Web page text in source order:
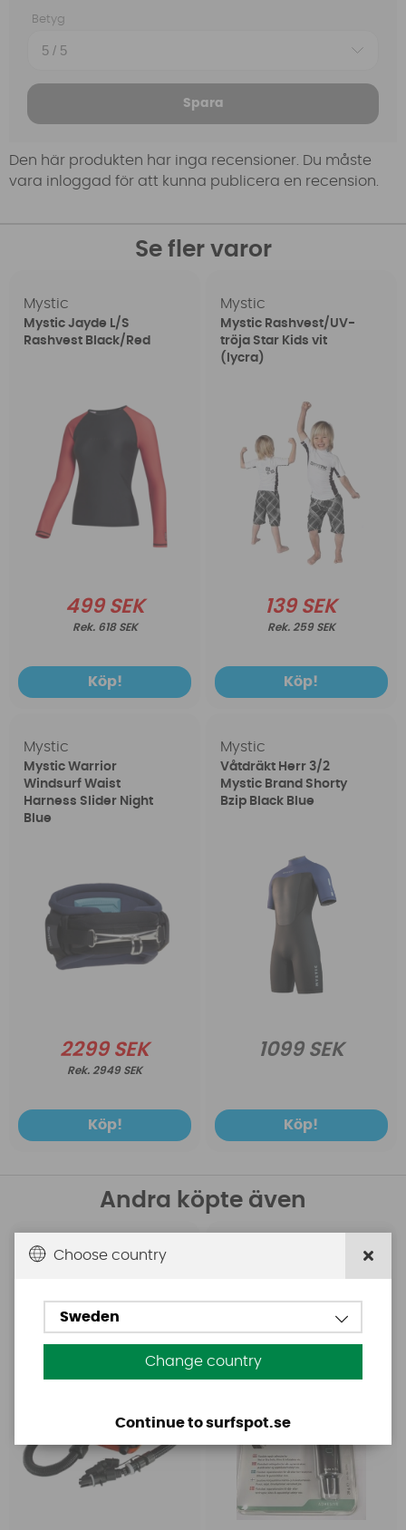
Betyg
Spara
Den här produkten har inga recensioner. Du måste
vara inloggad för att kunna publicera en recension.
Se fler varor
Mystic
Mystic Jayde L/S
Rashvest Black/Red
499 SEK
618 SEK
Köp!
Mystic
Mystic Rashvest/UV-
tröja Star Kids vit
(lycra)
139 SEK
259 SEK
Köp!
Mystic
Mystic Warrior
Windsurf Waist
Harness Slider Night
Blue
2299 SEK
2949 SEK
Köp!
Mystic
Våtdräkt Herr 3/2
Mystic Brand Shorty
Bzip Black Blue
1099 SEK
Köp!
Andra köpte även
BaseChoose country
Sweden
Change country
Continue to surfspot.se